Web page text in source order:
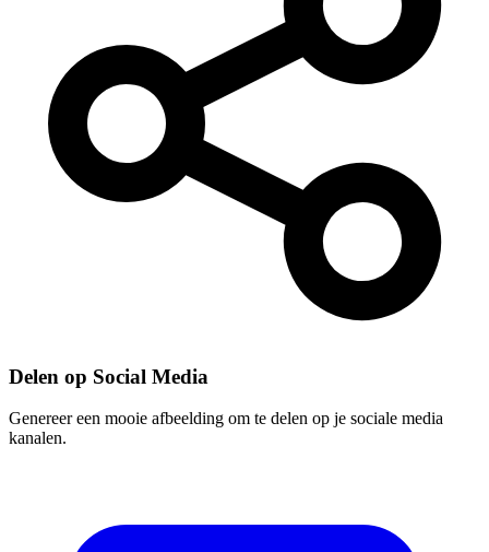
Delen op Social Media
Genereer een mooie afbeelding om te delen op je sociale media
kanalen.